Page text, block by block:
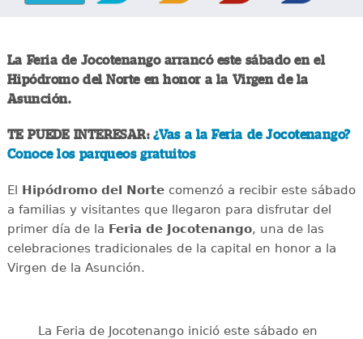
La Feria de Jocotenango arrancó este sábado en el
Hipódromo del Norte en honor a la Virgen de la
Asunción.
TE PUEDE INTERESAR:¿Vas a la Feria de Jocotenango?
Conoce los parqueos gratuitos
El Hipódromo del Nortecomenzó a recibir este sábado
a familias y visitantes que llegaron para disfrutar del
primer día de la Feria de Jocotenango, una de las
celebraciones tradicionales de la capital en honor a la
Virgen de la Asunción.
La Feria de Jocotenango inició este sábado en